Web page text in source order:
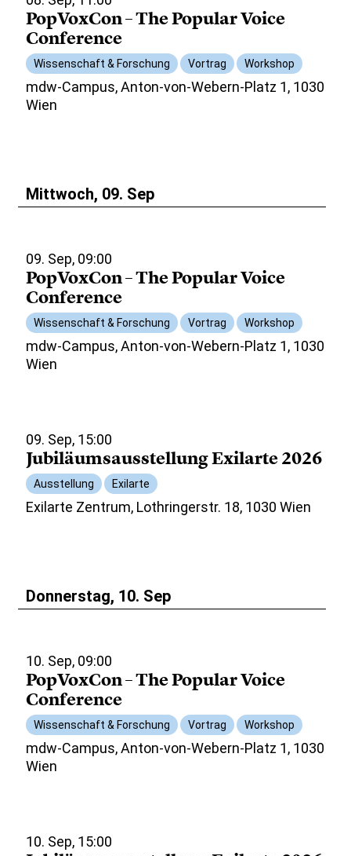
PopVoxCon – The Popular Voice
Conference
Wissenschaft & Forschung Vortrag Workshop
mdw-Campus, Anton-von-Webern-Platz 1, 1030
Wien
Mittwoch, 09. Sep
09. Sep, 09:00
PopVoxCon – The Popular Voice
Conference
Wissenschaft & Forschung Vortrag Workshop
mdw-Campus, Anton-von-Webern-Platz 1, 1030
Wien
09. Sep, 15:00
Jubiläumsausstellung Exilarte 2026
Ausstellung Exilarte
Exilarte Zentrum, Lothringerstr. 18, 1030 Wien
Donnerstag, 10. Sep
10. Sep, 09:00
PopVoxCon – The Popular Voice
Conference
Wissenschaft & Forschung Vortrag Workshop
mdw-Campus, Anton-von-Webern-Platz 1, 1030
Wien
10. Sep, 15:00